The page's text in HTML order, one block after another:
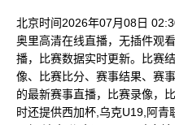
北京时间2026年07月08日
奥里高清在线直播，无插件观
播，比赛数据实时更新。比赛
像、比赛比分、赛事结果、赛
的最新赛事直播，比赛录像，
时还提供西加杯,乌克U19,阿